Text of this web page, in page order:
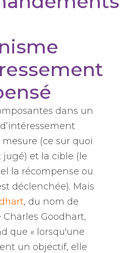
dans un
mesure (ce sur quoi
jugé) et la cible (le
la récompense ou
déclenchée). Mais
, du nom de
Charles Goodhart,
que « lorsqu'une
un objectif, elle